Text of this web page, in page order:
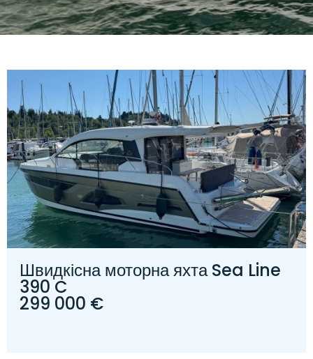
Швидкісна моторна яхта Sea Line
390 C
299 000 €